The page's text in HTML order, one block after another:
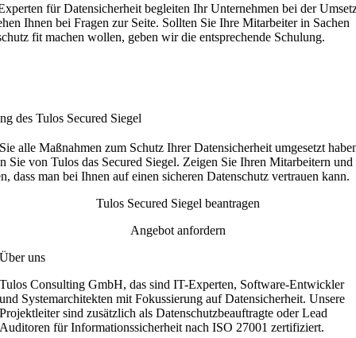
für Datensicherheit begleiten Ihr Unternehmen bei der
Ihnen bei Fragen zur Seite. Sollten Sie Ihre Mitarbeiter in Sachen
fit machen wollen, geben wir die entsprechende Schulung.
des Tulos Secured Siegel
alle Maßnahmen zum Schutz Ihrer Datensicherheit umgesetzt
Sie von Tulos das Secured Siegel. Zeigen Sie Ihren Mitarbeitern und
dass man bei Ihnen auf einen sicheren Datenschutz vertrauen kann.
Tulos Secured Siegel beantragen
Angebot anfordern
Über uns
Tulos Consulting GmbH, das sind IT-Experten, Software-Entwickler
und Systemarchitekten mit Fokussierung auf Datensicherheit. Unsere
Projektleiter sind zusätzlich als Datenschutzbeauftragte oder Lead
Auditoren für Informationssicherheit nach ISO 27001 zertifiziert.